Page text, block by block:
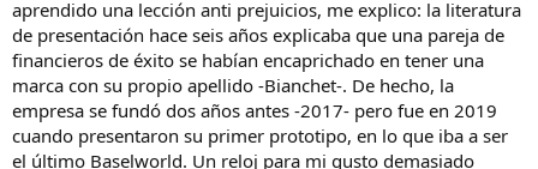
aprendido una lección anti prejuicios, me explico: la literatura
de presentación hace seis años explicaba que una pareja de
financieros de éxito se habían encaprichado en tener una
marca con su propio apellido -Bianchet-. De hecho, la
empresa se fundó dos años antes -2017- pero fue en 2019
cuando presentaron su primer prototipo, en lo que iba a ser
el último Baselworld. Un reloj para mi gusto demasiado